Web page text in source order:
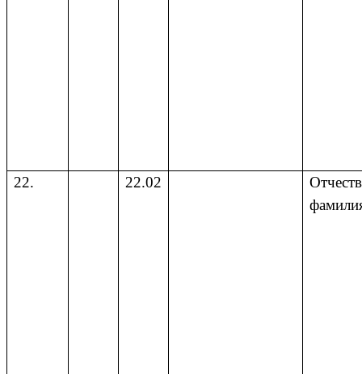
22. 22.02